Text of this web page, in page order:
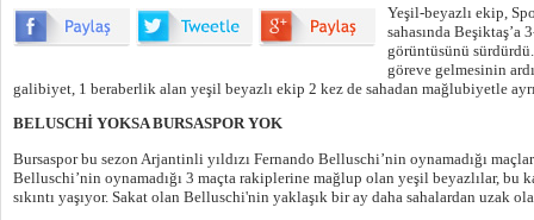
Yeşil-beyazlı ekip,
sahasında Beşiktaş’a
görüntüsünü
göreve gelmesinin
galibiyet, 1 beraberlik alan yeşil beyazlı ekip 2 kez de sahadan mağlubiyetle
BELUSCHİ YOKSA BURSASPOR YOK
Bursaspor bu sezon Arjantinli yıldızı Fernando Belluschi’nin oynamadığı
Belluschi’nin oynamadığı 3 maçta rakiplerine mağlup olan yeşil beyazlılar, bu
sıkıntı yaşıyor. Sakat olan Belluschi'nin yaklaşık bir ay daha sahalardan uzak